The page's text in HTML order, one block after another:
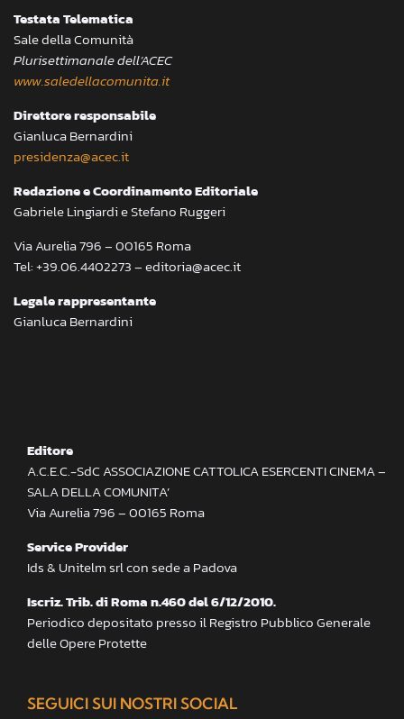
Testata Telematica
Sale della Comunità
Plurisettimanale dell’ACEC
www.saledellacomunita.it
Direttore responsabile
Gianluca Bernardini
presidenza@acec.it
Redazione e Coordinamento Editoriale
Gabriele Lingiardi e Stefano Ruggeri
Via Aurelia 796 – 00165 Roma
Tel: +39.06.4402273 – editoria@acec.it
Legale rappresentante
Gianluca Bernardini
Editore
A.C.E.C.-SdC ASSOCIAZIONE CATTOLICA ESERCENTI CINEMA –
SALA DELLA COMUNITA’
Via Aurelia 796 – 00165 Roma
Service Provider
Ids & Unitelm srl con sede a Padova
Iscriz. Trib. di Roma n.460 del 6/12/2010.
Periodico depositato presso il Registro Pubblico Generale
delle Opere Protette
SEGUICI SUI NOSTRI SOCIAL